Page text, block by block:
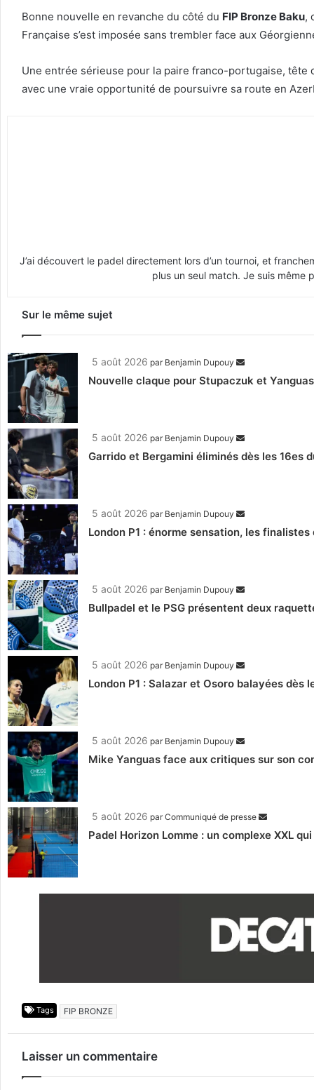
Bonne nouvelle en revanche du côté du FIP Bronze Baku,
Française s’est imposée sans trembler face aux
Une entrée sérieuse pour la paire franco-portugaise,
avec une vraie opportunité de poursuivre sa route en
J’ai découvert le padel directement lors d’un tournoi, et
plus un seul match. Je suis même
Sur le même sujet
5 août 2026 par Benjamin Dupouy
Nouvelle claque pour Stupaczuk et
5 août 2026 par Benjamin Dupouy
Garrido et Bergamini éliminés dès les 16es
5 août 2026 par Benjamin Dupouy
London P1 : énorme sensation, les
5 août 2026 par Benjamin Dupouy
Bullpadel et le PSG présentent deux
5 août 2026 par Benjamin Dupouy
London P1 : Salazar et Osoro balayées
5 août 2026 par Benjamin Dupouy
Mike Yanguas face aux critiques sur son
5 août 2026 parCommuniqué de presse
Padel Horizon Lomme : un complexe XXL
Tags FIP BRONZE
Laisser un commentaire